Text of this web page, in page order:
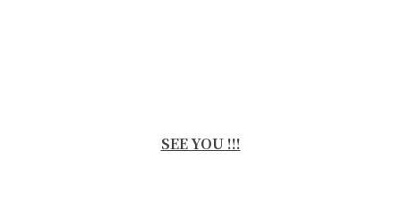
SEE YOU !!!